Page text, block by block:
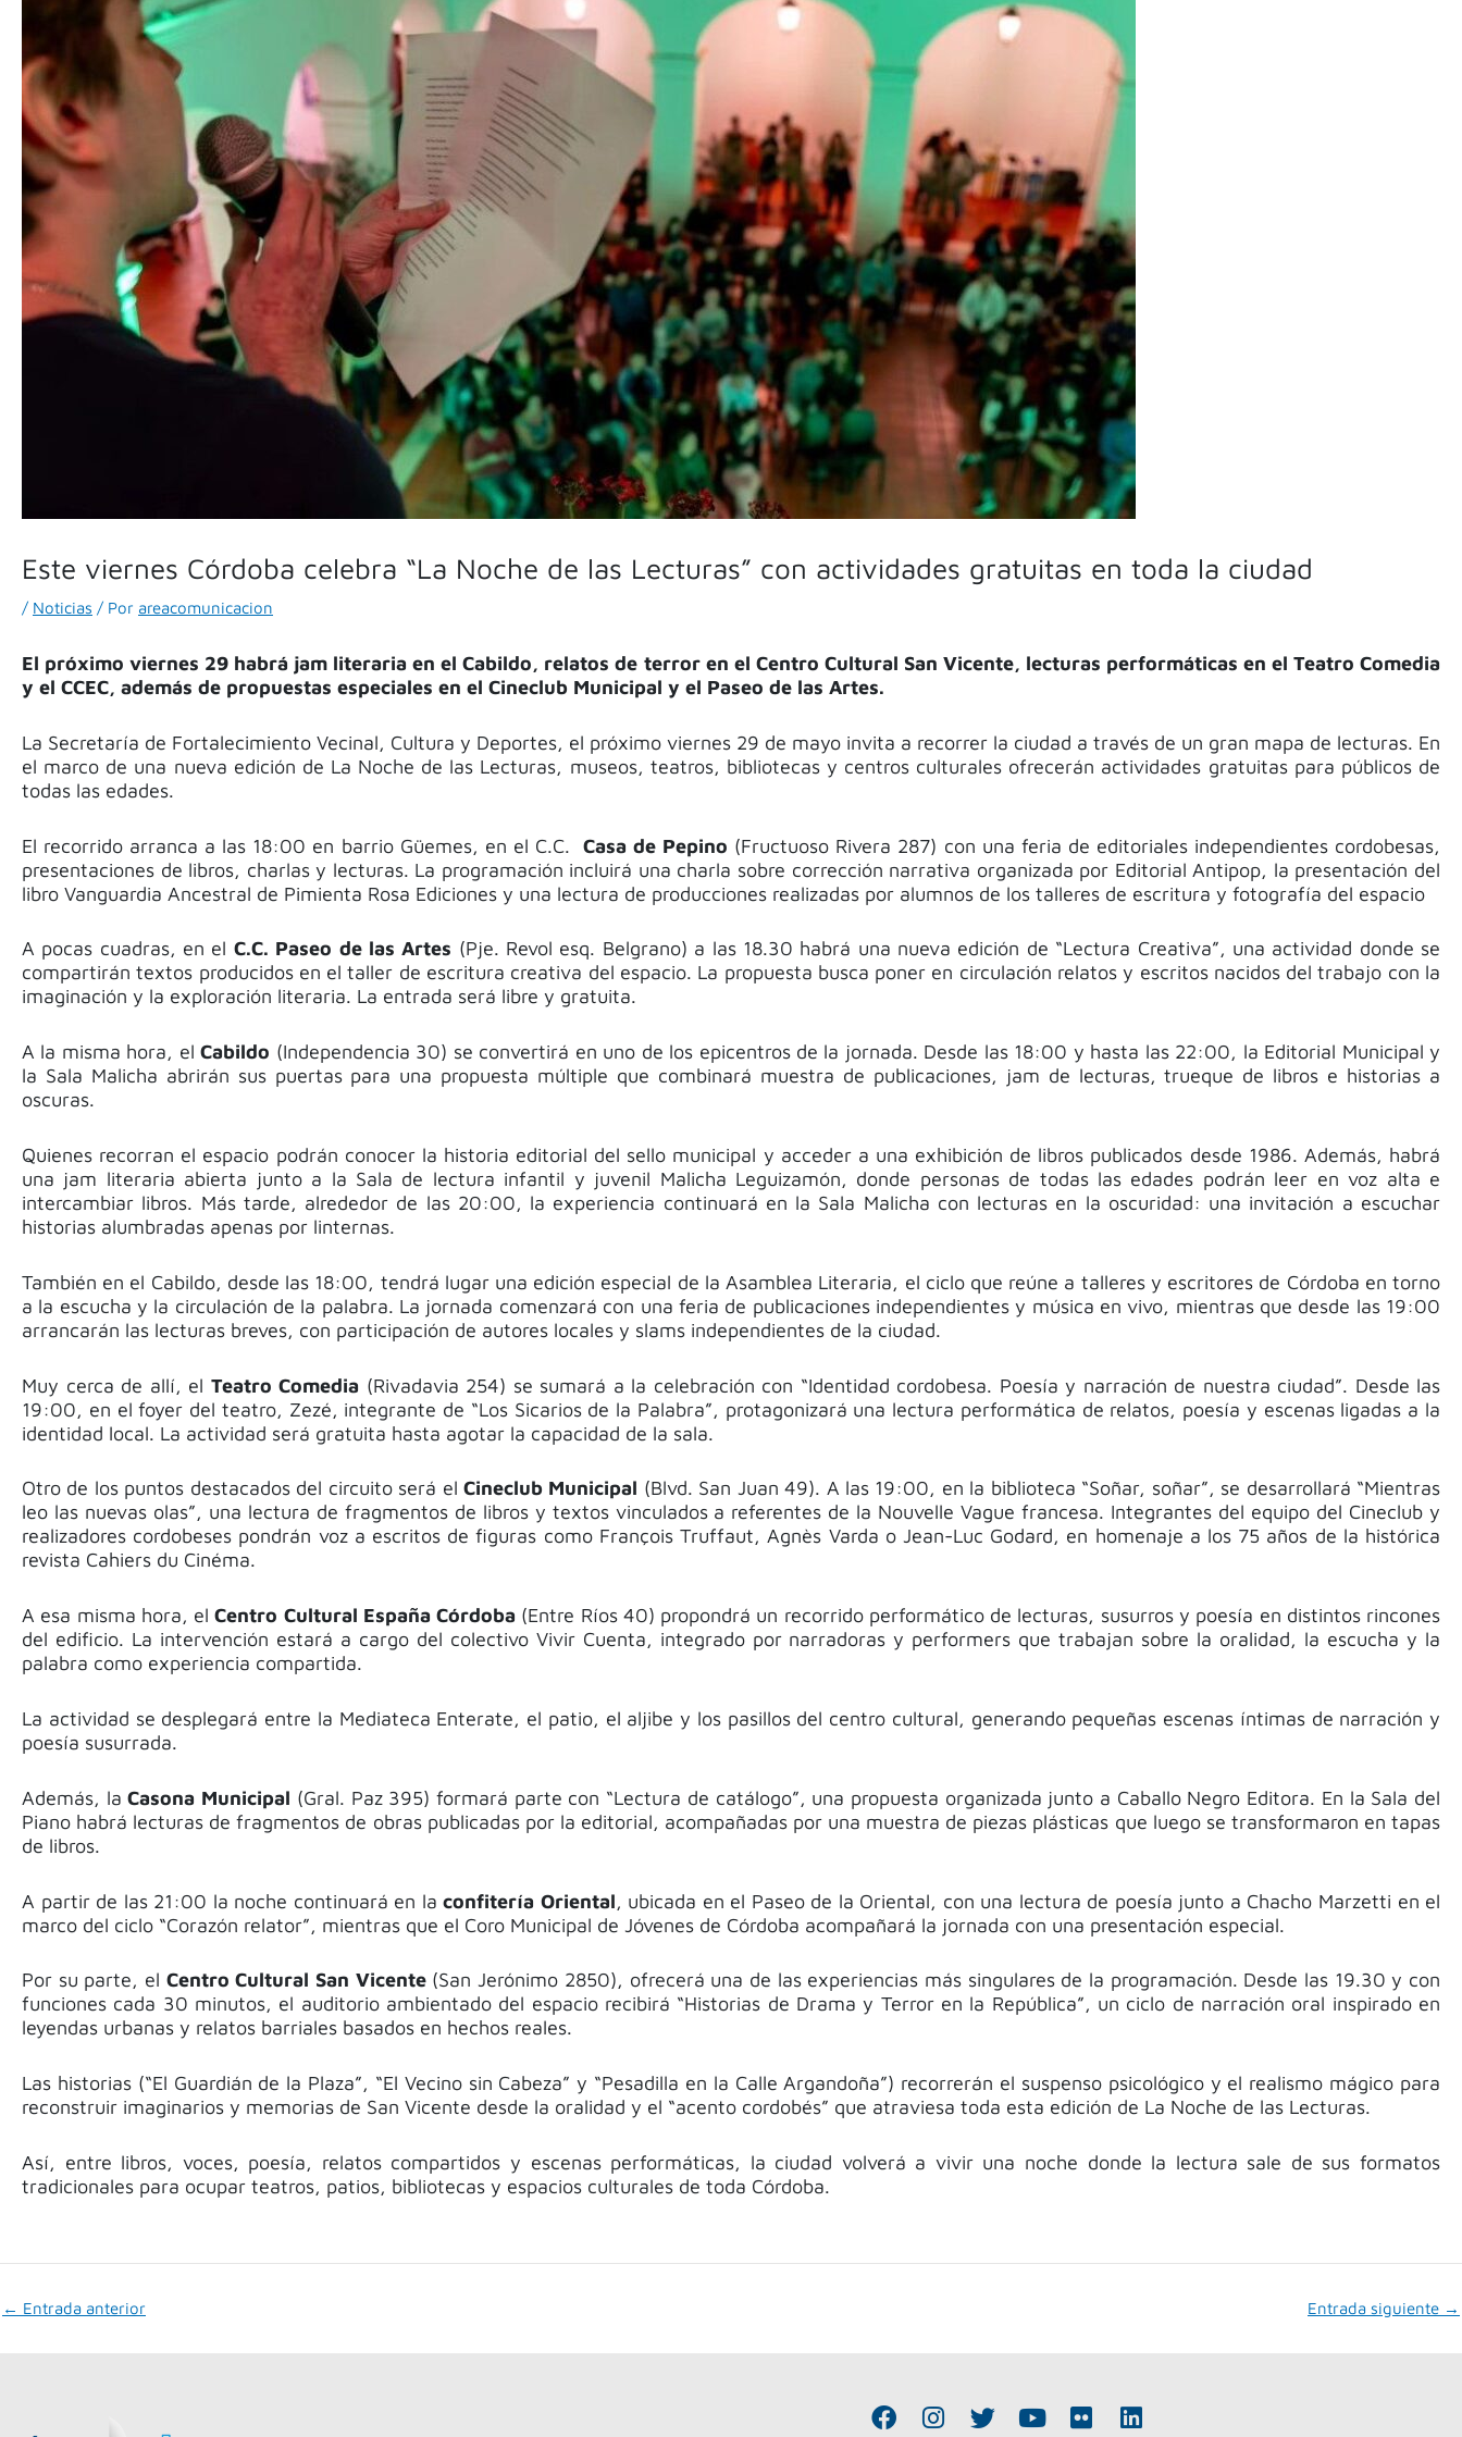
Este viernes Córdoba celebra “La Noche de las Lecturas” con actividades gratuitas en toda la ciudad
/ Noticias / Por areacomunicacion
El próximo viernes 29 habrá jam literaria en el Cabildo, relatos de terror en el Centro Cultural San Vicente, lecturas performáticas en el Teatro Comedia
y el CCEC, además de propuestas especiales en el Cineclub Municipal y el Paseo de las Artes.
La Secretaría de Fortalecimiento Vecinal, Cultura y Deportes, el próximo viernes 29 de mayo invita a recorrer la ciudad a través de un gran mapa de lecturas. En
el marco de una nueva edición de La Noche de las Lecturas, museos, teatros, bibliotecas y centros culturales ofrecerán actividades gratuitas para públicos de
todas las edades.
El recorrido arranca a las 18:00 en barrio Güemes, en el C.C.Casa de Pepino (Fructuoso Rivera 287) con una feria de editoriales independientes cordobesas,
presentaciones de libros, charlas y lecturas. La programación incluirá una charla sobre corrección narrativa organizada por Editorial Antipop, la presentación del
libro Vanguardia Ancestral de Pimienta Rosa Ediciones y una lectura de producciones realizadas por alumnos de los talleres de escritura y fotografía del espacio
A pocas cuadras, en el C.C. Paseo de las Artes (Pje. Revol esq. Belgrano) a las 18.30 habrá una nueva edición de “Lectura Creativa”, una actividad donde se
compartirán textos producidos en el taller de escritura creativa del espacio. La propuesta busca poner en circulación relatos y escritos nacidos del trabajo con la
imaginación y la exploración literaria. La entrada será libre y gratuita.
A la misma hora, elCabildo (Independencia 30) se convertirá en uno de los epicentros de la jornada. Desde las 18:00 y hasta las 22:00, la Editorial Municipal y
la Sala Malicha abrirán sus puertas para una propuesta múltiple que combinará muestra de publicaciones, jam de lecturas, trueque de libros e historias a
oscuras.
Quienes recorran el espacio podrán conocer la historia editorial del sello municipal y acceder a una exhibición de libros publicados desde 1986. Además, habrá
una jam literaria abierta junto a la Sala de lectura infantil y juvenil Malicha Leguizamón, donde personas de todas las edades podrán leer en voz alta e
intercambiar libros. Más tarde, alrededor de las 20:00, la experiencia continuará en la Sala Malicha con lecturas en la oscuridad: una invitación a escuchar
historias alumbradas apenas por linternas.
También en el Cabildo, desde las 18:00, tendrá lugar una edición especial de la Asamblea Literaria, el ciclo que reúne a talleres y escritores de Córdoba en torno
a la escucha y la circulación de la palabra. La jornada comenzará con una feria de publicaciones independientes y música en vivo, mientras que desde las 19:00
arrancarán las lecturas breves, con participación de autores locales y slams independientes de la ciudad.
Muy cerca de allí, el Teatro Comedia (Rivadavia 254) se sumará a la celebración con “Identidad cordobesa. Poesía y narración de nuestra ciudad”. Desde las
19:00, en el foyer del teatro, Zezé, integrante de “Los Sicarios de la Palabra”, protagonizará una lectura performática de relatos, poesía y escenas ligadas a la
identidad local. La actividad será gratuita hasta agotar la capacidad de la sala.
Otro de los puntos destacados del circuito será el Cineclub Municipal (Blvd. San Juan 49). A las 19:00, en la biblioteca “Soñar, soñar”, se desarrollará “Mientras
leo las nuevas olas”, una lectura de fragmentos de libros y textos vinculados a referentes de la Nouvelle Vague francesa. Integrantes del equipo del Cineclub y
realizadores cordobeses pondrán voz a escritos de figuras como François Truffaut, Agnès Varda o Jean-Luc Godard, en homenaje a los 75 años de la histórica
revista Cahiers du Cinéma.
A esa misma hora, elCentro Cultural España Córdoba (Entre Ríos 40) propondrá un recorrido performático de lecturas, susurros y poesía en distintos rincones
del edificio. La intervención estará a cargo del colectivo Vivir Cuenta, integrado por narradoras y performers que trabajan sobre la oralidad, la escucha y la
palabra como experiencia compartida.
La actividad se desplegará entre la Mediateca Enterate, el patio, el aljibe y los pasillos del centro cultural, generando pequeñas escenas íntimas de narración y
poesía susurrada.
Además, laCasona Municipal (Gral. Paz 395) formará parte con “Lectura de catálogo”, una propuesta organizada junto a Caballo Negro Editora. En la Sala del
Piano habrá lecturas de fragmentos de obras publicadas por la editorial, acompañadas por una muestra de piezas plásticas que luego se transformaron en tapas
de libros.
A partir de las 21:00 la noche continuará en laconfitería Oriental, ubicada en el Paseo de la Oriental, con una lectura de poesía junto a Chacho Marzetti en el
marco del ciclo “Corazón relator”, mientras que el Coro Municipal de Jóvenes de Córdoba acompañará la jornada con una presentación especial.
Por su parte, el Centro Cultural San Vicente (San Jerónimo 2850), ofrecerá una de las experiencias más singulares de la programación. Desde las 19.30 y con
funciones cada 30 minutos, el auditorio ambientado del espacio recibirá “Historias de Drama y Terror en la República”, un ciclo de narración oral inspirado en
leyendas urbanas y relatos barriales basados en hechos reales.
Las historias (“El Guardián de la Plaza”, “El Vecino sin Cabeza” y “Pesadilla en la Calle Argandoña”) recorrerán el suspenso psicológico y el realismo mágico para
reconstruir imaginarios y memorias de San Vicente desde la oralidad y el “acento cordobés” que atraviesa toda esta edición de La Noche de las Lecturas.
Así, entre libros, voces, poesía, relatos compartidos y escenas performáticas, la ciudad volverá a vivir una noche donde la lectura sale de sus formatos
tradicionales para ocupar teatros, patios, bibliotecas y espacios culturales de toda Córdoba.
← Entrada anterior Entrada siguiente →
F
I
T
Y
F
L